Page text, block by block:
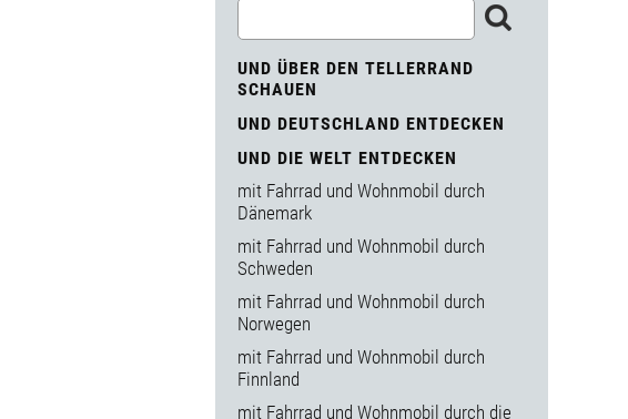
UND ÜBER DEN TELLERRAND
SCHAUEN
UND DEUTSCHLAND ENTDECKEN
UND DIE WELT ENTDECKEN
mit Fahrrad und Wohnmobil durch
Dänemark
mit Fahrrad und Wohnmobil durch
Schweden
mit Fahrrad und Wohnmobil durch
Norwegen
mit Fahrrad und Wohnmobil durch
Finnland
mit Fahrrad und Wohnmobil durch die